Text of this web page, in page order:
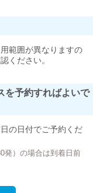
範囲が異なりますの
ください。
を予約すればよいで
の日付でご予約くだ
発）の場合は到着日前